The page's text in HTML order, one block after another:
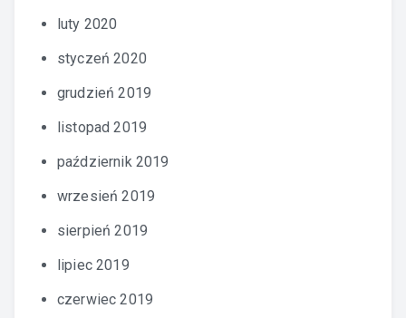
luty 2020
styczeń 2020
grudzień 2019
listopad 2019
październik 2019
wrzesień 2019
sierpień 2019
lipiec 2019
czerwiec 2019